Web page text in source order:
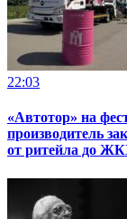
22:03
«Автотор» на
производитель
от ритейла до